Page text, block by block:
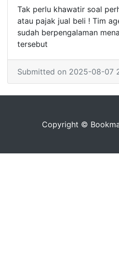
Tak perlu khawatir soal
atau pajak jual beli ! Tim
sudah berpengalaman
tersebut
Submitted on 2025-08-07
Copyright ©